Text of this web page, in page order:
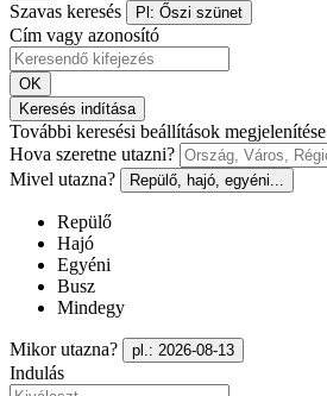
Szavas keresés Pl: Őszi szünet
Cím vagy azonosító
OK
Keresés indítása
További keresési beállítások megjelenítése
Hova szeretne utazni?
Mivel utazna?
Repülő, hajó, egyéni...
Repülő
Hajó
Egyéni
Busz
Mindegy
Mikor utazna? pl.: 2026-08-13
Indulás